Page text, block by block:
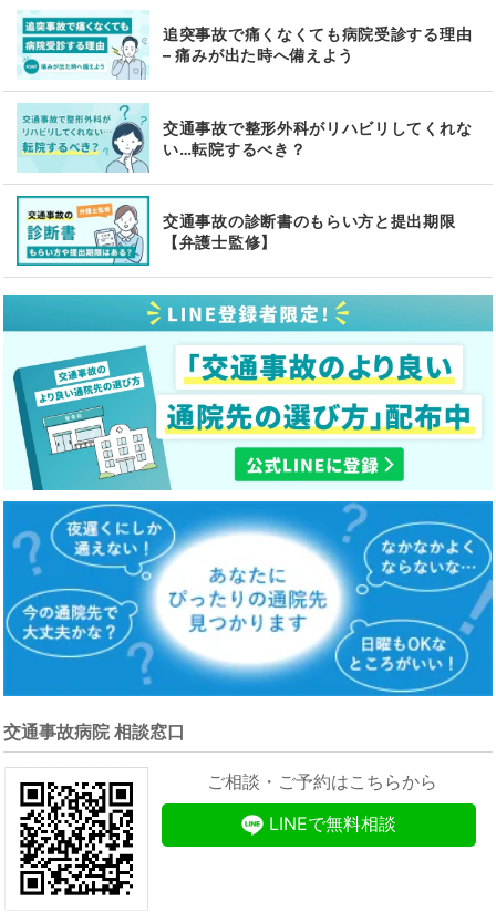
追突事故で痛くなくても病院受診する理由
– 痛みが出た時へ備えよう
交通事故で整形外科がリハビリしてくれな
い…転院するべき？
交通事故の診断書のもらい方と提出期限
【弁護士監修】
交通事故病院 相談窓口
ご相談・ご予約はこちらから
LINEで無料相談